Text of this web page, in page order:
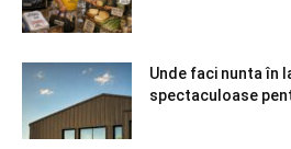
Unde faci nunta în
spectaculoase